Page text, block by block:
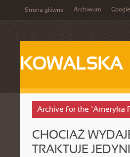
Strona główna Archiwum Google
KOWALSKA
Archive for the ‘Ameryka
CHOCIAŻ
TRAKTUJE